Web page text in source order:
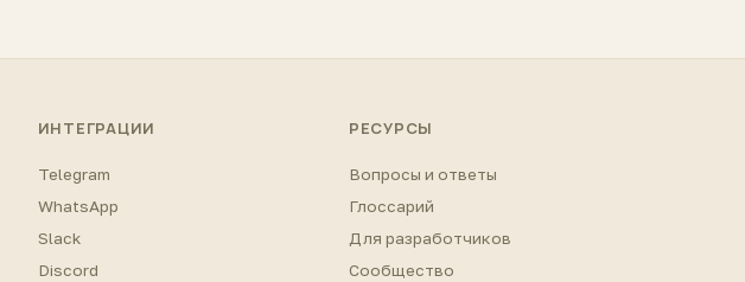
ИНТЕГРАЦИИ
Telegram
WhatsApp
Slack
Discord
РЕСУРСЫ
Вопросы и ответы
Глоссарий
Для разработчиков
Сообщество